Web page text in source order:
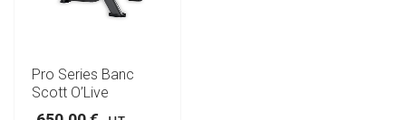
Pro Series Banc
Scott O’Live